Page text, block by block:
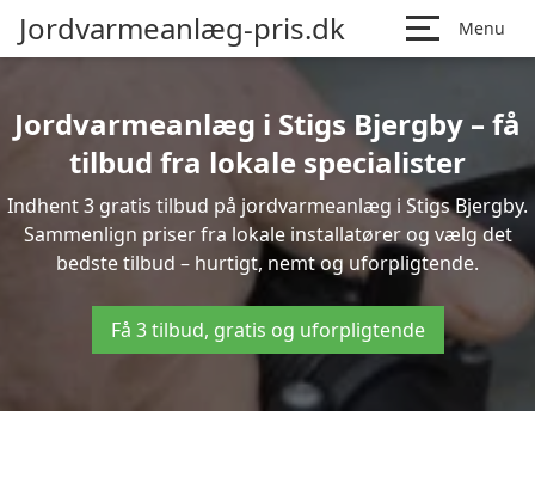
Jordvarmeanlæg-pris.dk Menu
Jordvarmeanlæg i Stigs Bjergby – få
tilbud fra lokale specialister
Indhent 3 gratis tilbud på jordvarmeanlæg i Stigs Bjergby.
Sammenlign priser fra lokale installatører og vælg det
bedste tilbud – hurtigt, nemt og uforpligtende.
Få 3 tilbud, gratis og uforpligtende